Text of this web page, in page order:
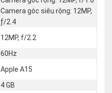
Camera góc siêu rộng: 12MP,
ƒ/2.4
12MP, f/2.2
60Hz
Apple A15
4 GB